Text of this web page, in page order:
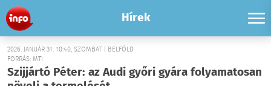
Hírek
2026. JANUÁR 31. 10:40, SZOMBAT | BELFÖLD
FORRÁS: MTI
Szijjártó Péter: az Audi győri gyára folyamatosan